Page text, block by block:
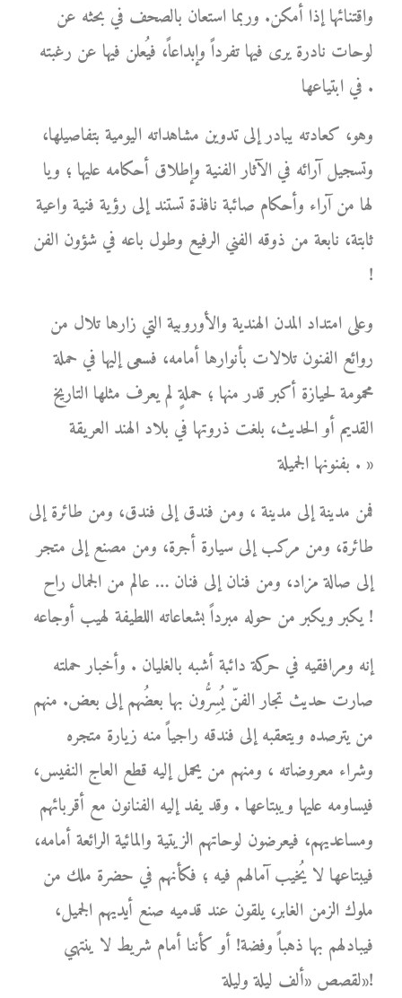
واقتنائها إذا أمكن. وربما استعان بالصحف في بحثه عن
لوحات نادرة يرى فيها تفرداً وإبداعاً، فيُعلن فيها عن رغبته
في ابتياعها .
وهو، كعادته يبادر إلى تدوين مشاهداته اليومية بتفاصيلها،
وتسجيل آرائه في الآثار الفنية وإطلاق أحكامه عليها ؛ ويا
لها من آراء وأحكام صائبة نافذة تستند إلى رؤية فنية واعية
ثابتة، نابعة من ذوقه الفني الرفيع وطول باعه في شؤون الفن
!
وعلى امتداد المدن الهندية والأوروبية التي زارها تلال من
روائع الفنون تلالات بأنوارها أمامه، فسعى إليها في حملة
محمومة لحيازة أكبر قدر منها ؛ حملةٍ لم يعرف مثلها التاريخ
القديم أو الحديث، بلغت ذروتها في بلاد الهند العريقة
بفنونها الجميلة . »
فمن مدينة إلى مدينة ، ومن فندق إلى فندق، ومن طائرة إلى
طائرة، ومن مركب إلى سيارة أجرة، ومن مصنع إلى متجر
إلى صالة مزاد، ومن فنان إلى فنان … عالم من الجمال راح
يكبر ويكبر من حوله مبرداً بشعاعاته اللطيفة لهيب أوجاعه !
إنه ومرافقيه في حركة دائبة أشبه بالغليان . وأخبار حملته
صارت حديث تجار الفنّ يُسِرُّون بها بعضُهم إلى بعض. منهم
من يترصده ويتعقبه إلى فندقه راجياً منه زيارة متجره
وشراء معروضاته ، ومنهم من يحمل إليه قطع العاج النفيس،
فيساومه عليها ويبتاعها . وقد يفد إليه الفنانون مع أقربائهم
ومساعديهم، فيعرضون لوحاتهم الزيتية والمائية الرائعة أمامه،
فيبتاعها لا يُخيب آمالهم فيه ؛ فكأنهم في حضرة ملك من
ملوك الزمن الغابر، يلقون عند قدميه صنع أيديهم الجميل،
فيبادلهم بها ذهباً وفضة! أو كأننا أمام شريط لا ينتهي
لقصص «ألف ليلة وليلة»!